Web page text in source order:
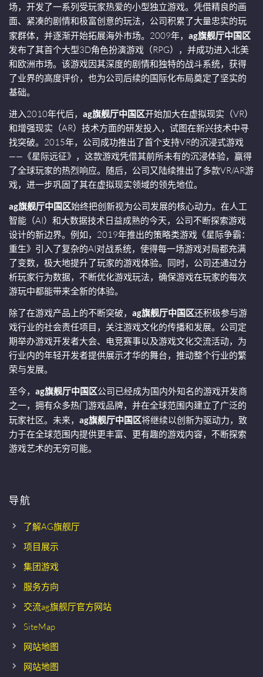
场，开发了一系列受玩家热爱的小型独立游戏。凭借精良的画
面、紧凑的剧情和极富创意的玩法，公司积累了大量忠实的玩
家群体，并逐渐开始拓展海外市场。2009年， ag旗舰厅中国区
发布了其首个大型3D角色扮演游戏（RPG），并成功进入北美
和欧洲市场。该游戏因其深度的剧情和独特的战斗系统，获得
了业界的高度评价，也为公司后续的国际化布局奠定了坚实的
基础。
进入2010年代后， ag旗舰厅中国区开始加大在虚拟现实（VR）
和增强现实（AR）技术方面的研发投入，试图在新兴技术中寻
找突破。2015年，公司成功推出了首个支持VR的沉浸式游戏
——《星际远征》，这款游戏凭借其前所未有的沉浸体验，赢得
了全球玩家的热烈响应。随后，公司又陆续推出了多款VR/AR游
戏，进一步巩固了其在虚拟现实领域的领先地位。
ag旗舰厅中国区始终把创新视为公司发展的核心动力。在人工
智能（AI）和大数据技术日益成熟的今天，公司不断探索游戏
设计的新边界。例如，2019年推出的策略类游戏《星际争霸：
重生》引入了复杂的AI对战系统，使得每一场游戏对局都充满
了变数，极大地提升了玩家的游戏体验。同时，公司还通过分
析玩家行为数据，不断优化游戏玩法，确保游戏在玩家的每次
游玩中都能带来全新的体验。
除了在游戏产品上的不断突破， ag旗舰厅中国区还积极参与游
戏行业的社会责任项目，关注游戏文化的传播和发展。公司定
期举办游戏开发者大会、电竞赛事以及游戏文化交流活动，为
行业内的年轻开发者提供展示才华的舞台，推动整个行业的繁
荣与发展。
至今， ag旗舰厅中国区公司已经成为国内外知名的游戏开发商
之一，拥有众多热门游戏品牌，并在全球范围内建立了广泛的
玩家社区。未来， ag旗舰厅中国区将继续以创新为驱动力，致
力于在全球范围内提供更丰富、更有趣的游戏内容，不断探索
游戏艺术的无穷可能。
导航
了解AG旗舰厅
项目展示
集团游戏
服务方向
交流ag旗舰厅官方网站
SiteMap
网站地图
网站地图